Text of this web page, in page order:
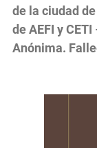
de la ciudad
de AEFI y
Anónima.